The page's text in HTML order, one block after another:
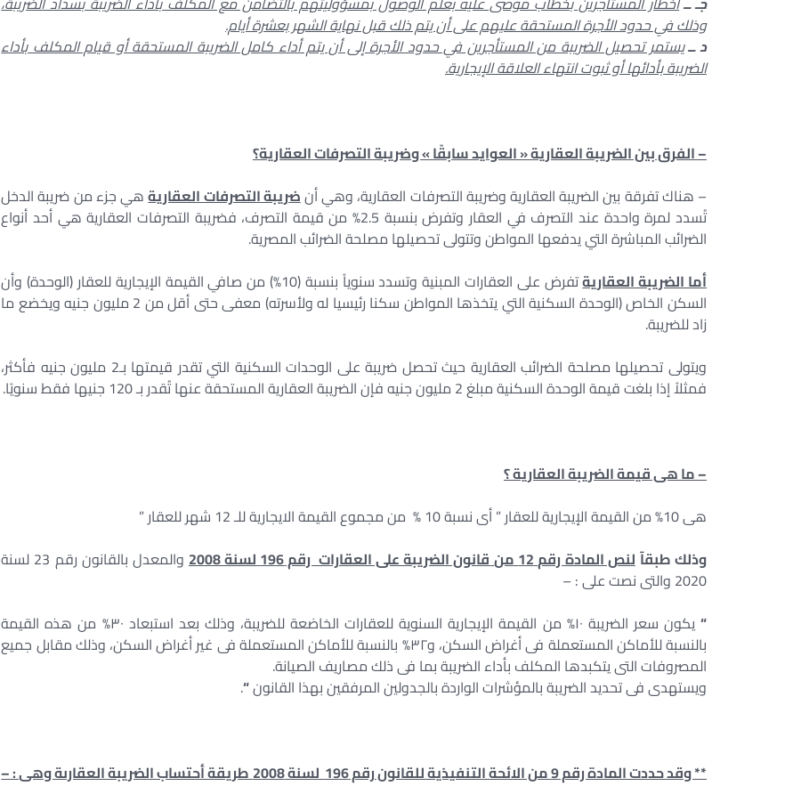
وذلك في حدود الأجرة المستحقة عليهم على أن يتم ذلك قبل نهاية الشهر بعشرة أيام.
د ــيستمر تحصيل الضريبة من المستأجرين في حدود الأجرة إلى أن يتم أداء كامل الضريبة المستحقة أو قيام المكلف بأداء
الضريبة بأدائها أو ثبوت انتهاء العلاقة الإيجارية.
– الفرق بين الضريبة العقارية « العوايد سابقًا » وضريبة التصرفات العقارية؟
– هناك تفرقة بين الضريبة العقارية وضريبة التصرفات العقارية، وهي أنضريبة التصرفات العقاريةهي جزء من ضريبة الدخل
تُسدد لمرة واحدة عند التصرف في العقار وتفرض بنسبة 2.5% من قيمة التصرف، فضريبة التصرفات العقارية هي أحد أنواع
الضرائب المباشرة التي يدفعها المواطن وتتولى تحصيلها مصلحة الضرائب المصرية.
أما الضريبة العقارية
تفرض على العقارات المبنية وتسدد سنوياً بنسبة (10%) من صافي القيمة الإيجارية للعقار (الوحدة) وأن
السكن الخاص (الوحدة السكنية التي يتخذها المواطن سكنا رئيسيا له ولأسرته) معفى حتى أقل من 2 مليون جنيه ويخضع ما
زاد للضريبة.
ويتولى تحصيلها مصلحة الضرائب العقارية حيث تحصل ضريبة على الوحدات السكنية التي تقدر قيمتها بـ2 مليون جنيه فأكثر،
فمثلاً إذا بلغت قيمة الوحدة السكنية مبلغ 2 مليون جنيه فإن الضريبة العقارية المستحقة عنها تُقدر بـ 120 جنيها فقط سنويًا.
– ما هى قيمة الضريبة العقارية ؟
هى 10% من القيمة الإيجارية للعقار ” أى نسبة 10 % من مجموع القيمة الايجارية للـ 12 شهر للعقار ”
وذلك طبقآلنص المادة رقم 12 من قانون الضريبة على العقارات رقم 196 لسنة 2008
والمعدل بالقانون رقم 23 لسنة
2020 والتى نصت على : –
“
يكون سعر الضريبة ١٠% من القيمة الإيجارية السنوية للعقارات الخاضعة للضريبة، وذلك بعد استبعاد ٣٠% من هذه القيمة
بالنسبة للأماكن المستعملة فى أغراض السكن، و٣٢% بالنسبة للأماكن المستعملة فى غير أغراض السكن، وذلك مقابل جميع
المصروفات التى يتكبدها المكلف بأداء الضريبة بما فى ذلك مصاريف الصيانة.
ويستهدى فى تحديد الضريبة بالمؤشرات الواردة بالجدولين المرفقين بهذا القانون“
.
** وقد حددت المادة رقم 9 من الائحة التنفيذية للقانون رقم 196 لسنة 2008 طريقة أحتساب الضريبة العقارىة وهى : –